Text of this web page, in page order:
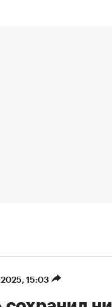
15:03